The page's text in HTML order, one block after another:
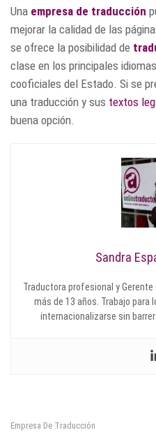
Una empresa de traducción
mejorar la calidad de las
se ofrece la posibilidad de
clase en los principales
cooficiales del Estado. Si se
una traducción y sus textos
buena opción.
Sandra
Traductora profesional y
más de 13 años. Trabajo para
internacionalizarse sin
Empresa De Traducción